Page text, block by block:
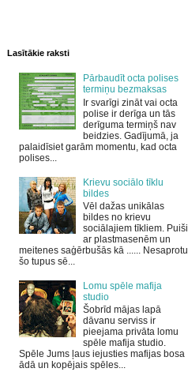
Lasītākie raksti
Pārbaudīt octa polises
termiņu bezmaksas
Ir svarīgi zināt vai octa
polise ir derīga un tās
derīguma termiņš nav
beidzies. Gadījumā, ja
palaidīsiet garām momentu, kad octa
polises...
Krievu sociālo tīklu
bildes
Vēl dažas unikālas
bildes no krievu
sociālajiem tīkliem. Puiši
ar plastmasenēm un
meitenes saģērbušās kā ...... Nesaprotu
šo tupus sē...
Lomu spēle mafija
studio
Šobrīd mājas lapā
dāvanu serviss ir
pieejama privāta lomu
spēle mafija studio.
Spēle Jums ļaus iejusties mafijas bosa
ādā un kopējais spēles...